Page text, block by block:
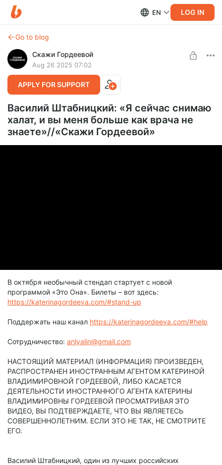
EN LOG IN
Go to blog
Скажи Гордеевой
Aug 26 2025 07:02
APPLY FOR SUPPORT
Василий Штабницкий: «Я сейчас снимаю
халат, и вы меня больше как врача не
знаете»//«Скажи Гордеевой»
В октября необычный стендап стартует с новой
программой «Это Она». Билеты – вот здесь:
https://katerinagordeeva.com/#stand-up
Поддержать наш канал https://katerinagordeeva.com/#help
Сотрудничество: anlyalin@gmail.com
НАСТОЯЩИЙ МАТЕРИАЛ (ИНФОРМАЦИЯ) ПРОИЗВЕДЕН,
РАСПРОСТРАНЕН ИНОСТРАННЫМ АГЕНТОМ КАТЕРИНОЙ
ВЛАДИМИРОВНОЙ ГОРДЕЕВОЙ, ЛИБО КАСАЕТСЯ
ДЕЯТЕЛЬНОСТИ ИНОСТРАННОГО АГЕНТА КАТЕРИНЫ
ВЛАДИМИРОВНЫ ГОРДЕЕВОЙ ПРОСМАТРИВАЯ ЭТО
ВИДЕО, ВЫ ПОДТВЕРЖДАЕТЕ, ЧТО ВЫ ЯВЛЯЕТЕСЬ
СОВЕРШЕННОЛЕТНИМ. ЕСЛИ ЭТО НЕ ТАК, НЕ СМОТРИТЕ
ЕГО.
Василий Штабницкий, один из лучших российских